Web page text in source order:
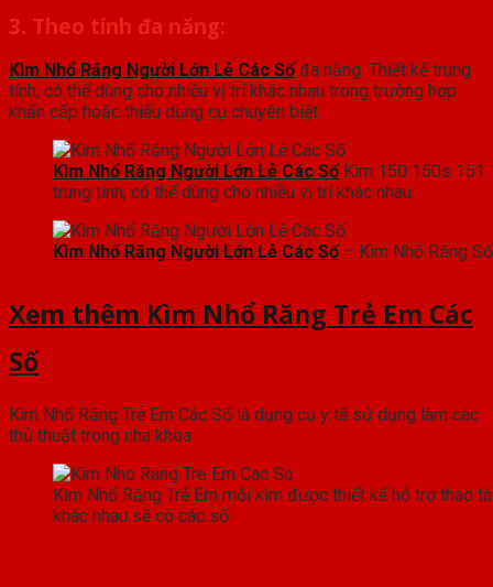
3. Theo tính đa năng:
Kìm Nhổ Răng Người Lớn Lẻ Các Số đa năng: Thiết kế trung
tính, có thể dùng cho nhiều vị trí khác nhau trong trường hợp
khẩn cấp hoặc thiếu dụng cụ chuyên biệt.
Kìm Nhổ Răng Người Lớn Lẻ Các Số Kìm 150 150s 151
trung tính, có thể dùng cho nhiều vị trí khác nhau.
Kìm Nhổ Răng Người Lớn Lẻ Các Số – Kìm Nhổ Răng
Xem thêm Kìm Nhổ Răng Trẻ Em Các
Số
Kìm Nhổ Răng Trẻ Em Các Số là dụng cụ y tế sử dụng làm các
thủ thuật trong nha khoa
Kìm Nhổ Răng Trẻ Em mỗi kìm được thiết kế hỗ trợ thao
khác nhau sẽ có các số